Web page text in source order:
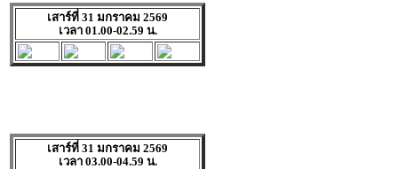
เสาร์ที่ 31 มกราคม 2569
เวลา 01.00-02.59 น.
เสาร์ที่ 31 มกราคม 2569
เวลา 03.00-04.59 น.